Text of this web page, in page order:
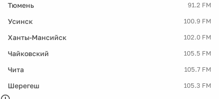
Тюмень 91.2 FM
Усинск 100.9 FM
Ханты-Мансийск 102.0 FM
Чайковский 105.5 FM
Чита 105.7 FM
Шерегеш 105.3 FM